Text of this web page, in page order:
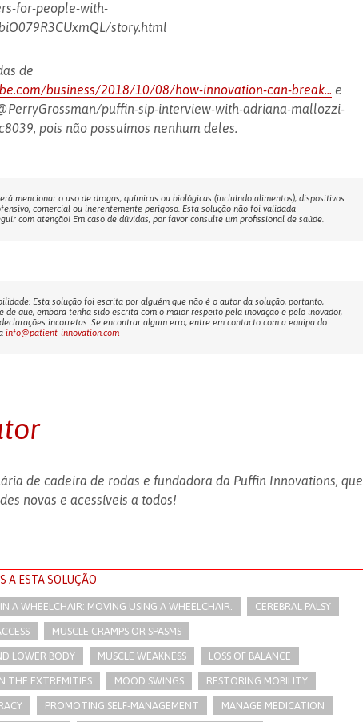
for-people-with-
story.html
de
business/2018/10/08/how-innovation-can-break... e
puffin-sip-interview-with-adriana-mallozzi-
pois não possuímos nenhum deles.
mencionar o uso de drogas, químicas ou biológicas (incluíndo alimentos); dispositivos
comercial ou inerentemente perigoso. Esta solução não foi validada
com atenção! Em caso de dúvidas, por favor consulte um profissional de saúde.
Esta solução foi escrita por alguém que não é o autor da solução, portanto,
de que, embora tenha sido escrita com o maior respeito pela inovação e pelo inovador,
incorretas. Se encontrar algum erro, entre em contacto com a equipa do
info@patient-innovation.com
de cadeira de rodas e fundadora da Puffin Innovations, que
novas e acessíveis a todos!
A ESTA SOLUÇÃO
A WHEELCHAIR: MOVING USING A WHEELCHAIR. CEREBRAL PALSY
MUSCLE CRAMPS OR SPASMS
LOWER BODY MUSCLE WEAKNESS LOSS OF BALANCE
THE EXTREMITIES MOOD SWINGS RESTORING MOBILITY
PROMOTING SELF-MANAGEMENT MANAGE MEDICATION